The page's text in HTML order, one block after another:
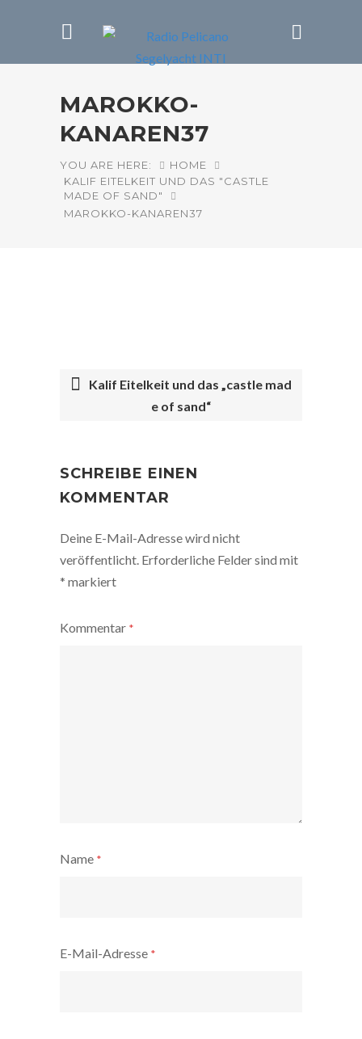
MAROKKO-
KANAREN37
YOU ARE HERE:
HOME
KALIF EITELKEIT UND DAS "CASTLE
MADE OF SAND"
MAROKKO-KANAREN37
Kalif Eitelkeit und das „castle mad
e of sand“
SCHREIBE EINEN
KOMMENTAR
Deine E-Mail-Adresse wird nicht
veröffentlicht. Erforderliche Felder sind mit
* markiert
Kommentar *
Name *
E-Mail-Adresse *